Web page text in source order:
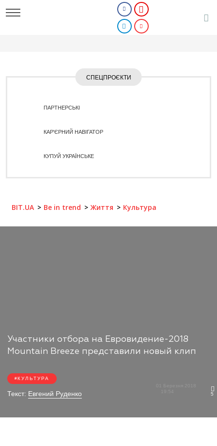
СПЕЦПРОЄКТИ
ПАРТНЕРСЬКІ
КАР'ЄРНИЙ НАВІГАТОР
КУПУЙ УКРАЇНСЬКЕ
BIT.UA Be in trend Життя Культура
Участники отбора на Евровидение-2018
Mountain Breeze представили новый клип
КУЛЬТУРА
Текст: Евгений Руденко
01 Березня 2018
19:54
5